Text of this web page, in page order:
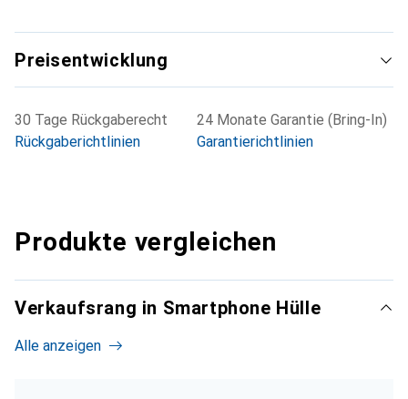
Preisentwicklung
30 Tage Rückgaberecht
Rückgaberichtlinien
24 Monate Garantie (Bring-In)
Garantierichtlinien
Produkte vergleichen
Verkaufsrang in Smartphone Hülle
Alle anzeigen